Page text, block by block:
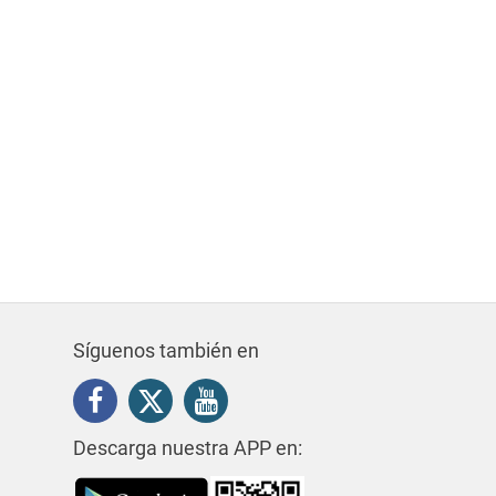
Síguenos también en
Descarga nuestra APP en: